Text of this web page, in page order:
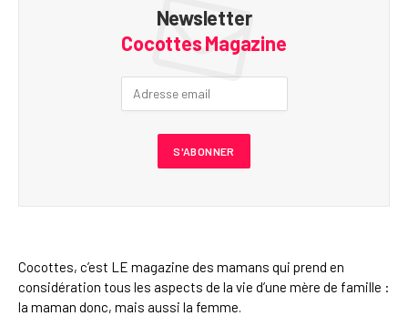
Newsletter
Cocottes Magazine
Cocottes, c’est LE magazine des mamans qui prend en
considération tous les aspects de la vie d’une mère de famille :
la maman donc, mais aussi la femme.